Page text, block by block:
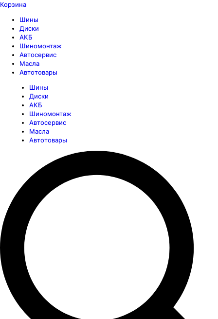
Корзина
Шины
Диски
АКБ
Шиномонтаж
Автосервис
Масла
Автотовары
Шины
Диски
АКБ
Шиномонтаж
Автосервис
Масла
Автотовары